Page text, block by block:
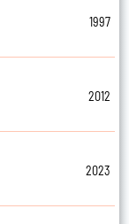
1997
2012
2023